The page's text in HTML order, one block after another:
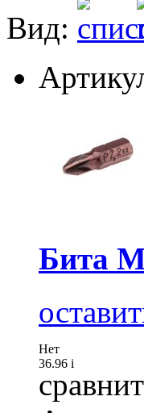
Вид:
Бита
Нет
36.96 i